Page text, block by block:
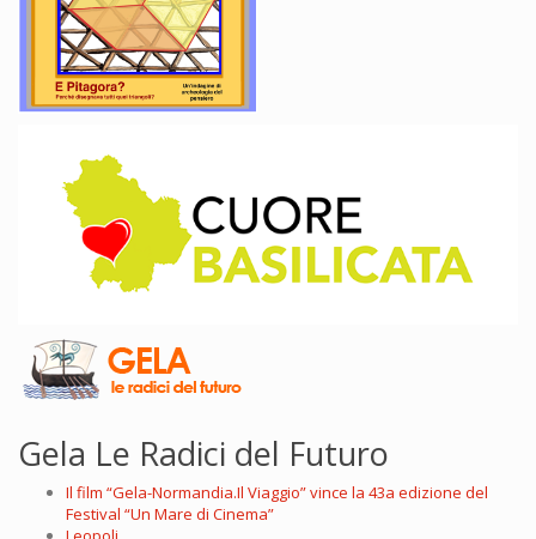
Gela Le Radici del Futuro
Il film “Gela-Normandia.Il Viaggio” vince la 43a edizione del
Festival “Un Mare di Cinema”